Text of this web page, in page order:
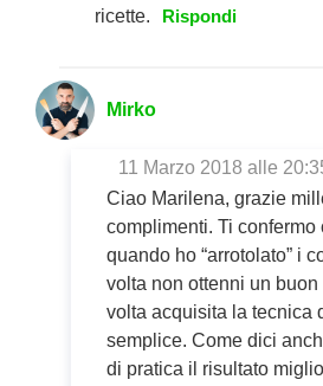
ricette.
Rispondi
Mirko
11 Marzo 2018 alle
Ciao Marilena, grazie
complimenti. Ti confermo
quando ho “arrotolato” i
volta non ottenni un buon
volta acquisita la tecnica
semplice. Come dici
di pratica il risultato